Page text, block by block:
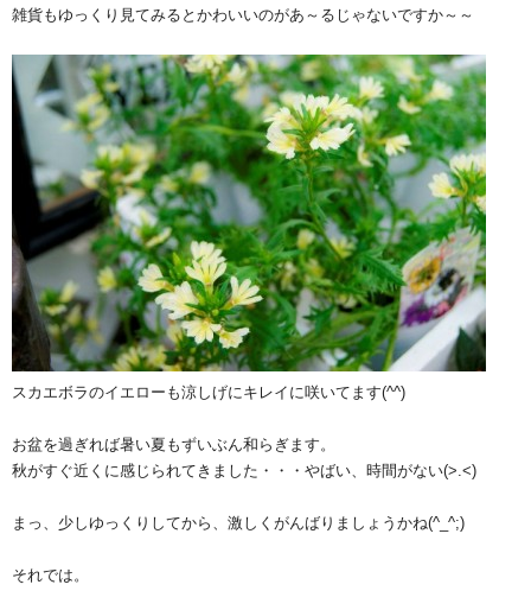
雑貨もゆっくり見てみるとかわいいのがあ～るじゃないですか～～
スカエボラのイエローも涼しげにキレイに咲いてます(^^)
お盆を過ぎれば暑い夏もずいぶん和らぎます。
秋がすぐ近くに感じられてきました・・・やばい、時間がない(>.<)
まっ、少しゆっくりしてから、激しくがんばりましょうかね(^_^;)
それでは。